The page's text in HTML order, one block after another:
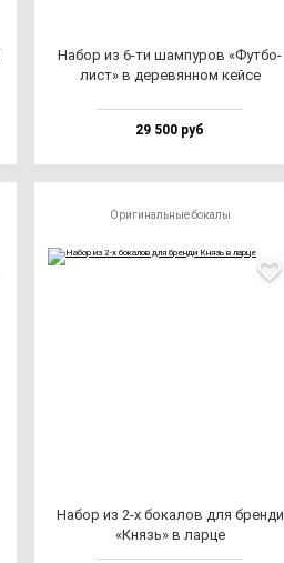
Набор из 6-ти шам­пу­ров «Фут­бо­
лист» в де­ре­вян­ном кей­се
29 500 руб
Оригинальные бокалы
Набор из 2-х бо­ка­лов для брен­ди
«Князь» в лар­це